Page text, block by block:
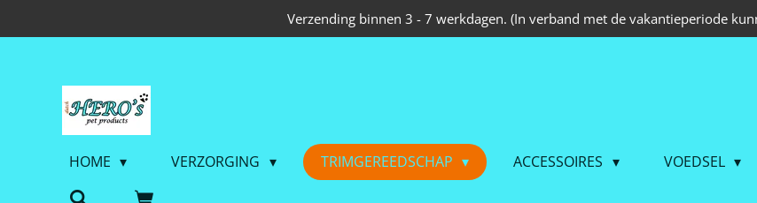
hoofdinhoud
Verzending binnen 3 - 7 werkdagen. (In verband met de vakantieperiode
HOME VERZORGING TRIMGEREEDSCHAP ACCESSOIRES VOEDSEL